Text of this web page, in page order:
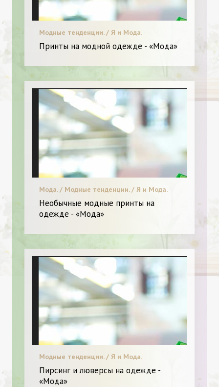
Модные тенденции. / Я и Мода.
Принты на модной одежде - «Мода»
Мода. / Модные тенденции. / Я и Мода.
Необычные модные принты на
одежде - «Мода»
Модные тенденции. / Я и Мода.
Пирсинг и люверсы на одежде -
«Мода»